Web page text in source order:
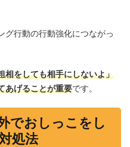
グ行動の行動強化につながっ
相をしても相手にしないよ」
あげることが重要です。
でおしっこをし
処法